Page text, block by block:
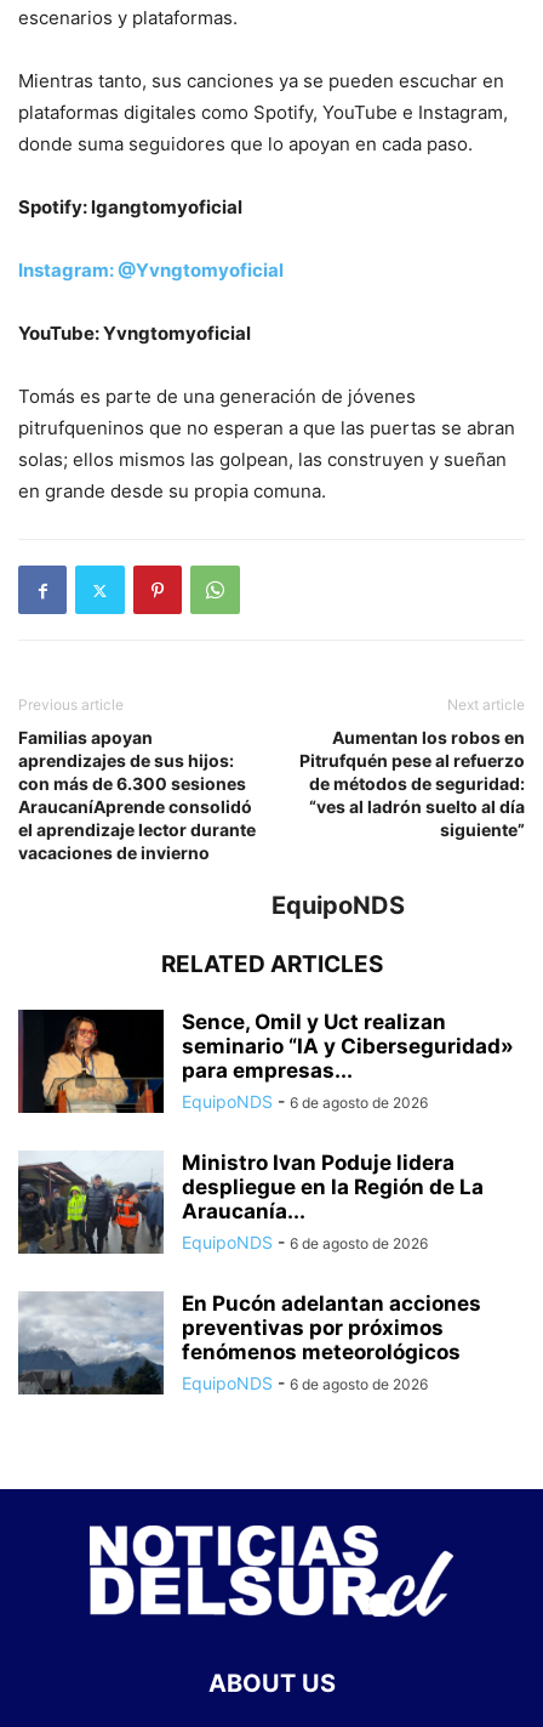
escenarios y plataformas.
Mientras tanto, sus canciones ya se pueden escuchar en
plataformas digitales como Spotify, YouTube e Instagram,
donde suma seguidores que lo apoyan en cada paso.
Spotify: lgangtomyoficial
Instagram: @Yvngtomyoficial
YouTube: Yvngtomyoficial
Tomás es parte de una generación de jóvenes
pitrufqueninos que no esperan a que las puertas se abran
solas; ellos mismos las golpean, las construyen y sueñan
en grande desde su propia comuna.
Previous article
Familias apoyan
aprendizajes de sus hijos:
con más de 6.300 sesiones
AraucaníAprende consolidó
el aprendizaje lector durante
vacaciones de invierno
Next article
Aumentan los robos en
Pitrufquén pese al refuerzo
de métodos de seguridad:
“ves al ladrón suelto al día
siguiente”
EquipoNDS
RELATED ARTICLES
Sence, Omil y Uct realizan
seminario “IA y Ciberseguridad»
para empresas...
EquipoNDS - 6 de agosto de 2026
Ministro Ivan Poduje lidera
despliegue en la Región de La
Araucanía...
EquipoNDS - 6 de agosto de 2026
En Pucón adelantan acciones
preventivas por próximos
fenómenos meteorológicos
EquipoNDS - 6 de agosto de 2026
ABOUT US